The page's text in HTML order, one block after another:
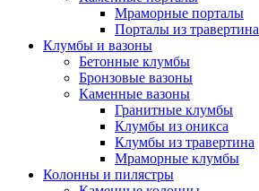
Мраморные порталы
Порталы из травертина
Клумбы и вазоны
Бетонные клумбы
Бронзовые вазоны
Каменные вазоны
Гранитные клумбы
Клумбы из оникса
Клумбы из травертина
Мраморные клумбы
Колонны и пилястры